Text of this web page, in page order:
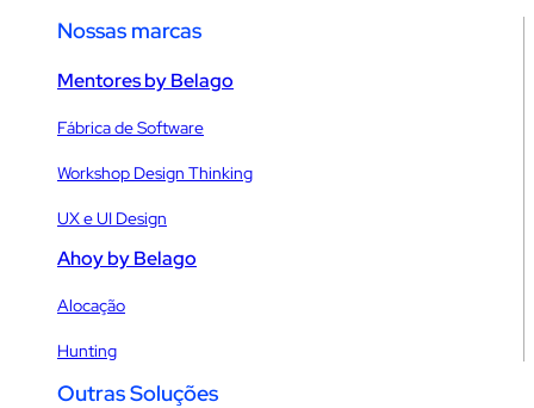
Nossas marcas
Mentores by Belago
Fábrica de Software
Workshop Design Thinking
UX e UI Design
Ahoy by Belago
Alocação
Hunting
Outras Soluções